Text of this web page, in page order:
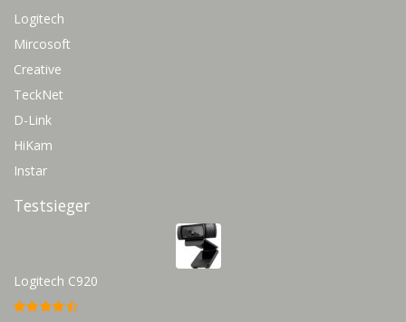
Logitech
Mircosoft
Creative
TeckNet
D-Link
HiKam
Instar
Testsieger
Logitech C920